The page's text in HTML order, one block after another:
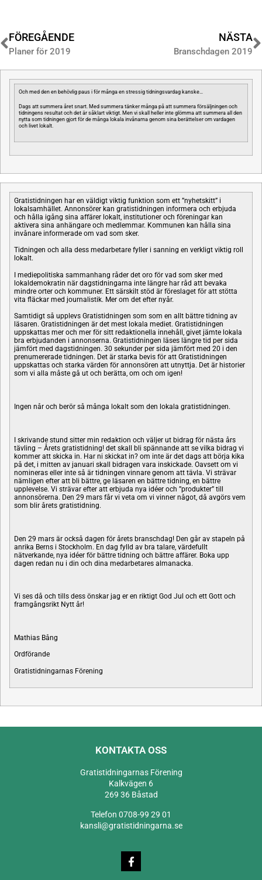
FÖREGÅENDE
Planer för 2019
NÄSTA
Branschdagen 2019
Och med den en behövlig paus i för många en stressig tidningsvardag kanske…
Dags att summera året snart. Med summera tänker många på att summera försäljningen och
tidningens resultat och det är såklart viktigt. Men vi skall heller inte glömma att summera all den
nytta som tidningen gjort för de många lokala invånarna genom sina berättelser om vardagen
och livet lokalt.
Gratistidningen har en väldigt viktig funktion som ett ”nyhetskitt” i
lokalsamhället. Annonsörer kan gratistidningen informera och erbjuda
och hålla igång sina affärer lokalt, institutioner och föreningar kan
aktivera sina anhängare och medlemmar. Kommunen kan hålla sina
invånare informerade om vad som sker.
Tidningen och alla dess medarbetare fyller i sanning en verkligt viktig roll
lokalt.
I mediepolitiska sammanhang råder det oro för vad som sker med
lokaldemokratin när dagstidningarna inte längre har råd att bevaka
mindre orter och kommuner. Ett särskilt stöd är föreslaget för att stötta
vita fläckar med journalistik. Mer om det efter nyår.
Samtidigt så upplevs Gratistidningen som som en allt bättre tidning av
läsaren. Gratistidningen är det mest lokala mediet. Gratistidningen
uppskattas mer och mer för sitt redaktionella innehåll, givet jämte lokala
bra erbjudanden i annonserna. Gratistidningen läses längre tid per sida
jämfört med dagstidningen. 30 sekunder per sida jämfört med 20 i den
prenumererade tidningen. Det är starka bevis för att Gratistidningen
uppskattas och starka värden för annonsören att utnyttja. Det är historier
som vi alla måste gå ut och berätta, om och om igen!
Ingen når och berör så många lokalt som den lokala gratistidningen.
I skrivande stund sitter min redaktion och väljer ut bidrag för nästa års
tävling – Årets gratistidning! det skall bli spännande att se vilka bidrag vi
kommer att skicka in. Har ni skickat in? om inte är det dags att börja kika
på det, i mitten av januari skall bidragen vara inskickade. Oavsett om vi
nomineras eller inte så är tidningen vinnare genom att tävla. Vi strävar
nämligen efter att bli bättre, ge läsaren en bättre tidning, en bättre
upplevelse. Vi strävar efter att erbjuda nya idéer och ”produkter” till
annonsörerna. Den 29 mars får vi veta om vi vinner något, då avgörs vem
som blir årets gratistidning.
Den 29 mars är också dagen för årets branschdag! Den går av stapeln på
anrika Berns i Stockholm. En dag fylld av bra talare, värdefullt
nätverkande, nya idéer för bättre tidning och bättre affärer. Boka upp
dagen redan nu i din och dina medarbetares almanacka.
Vi ses då och tills dess önskar jag er en riktigt God Jul och ett Gott och
framgångsrikt Nytt år!
Mathias Bång
Ordförande
Gratistidningarnas Förening
KONTAKTA OSS
Gratistidningarnas Förening
Kalkvägen 6
269 36 Båstad
Telefon 0708-99 29 01
kansli@gratistidningarna.se